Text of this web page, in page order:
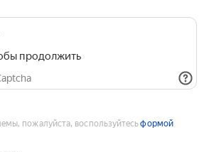
продолжить
пожалуйста, воспользуйтесьформой